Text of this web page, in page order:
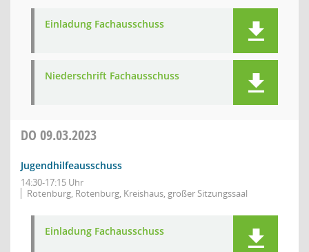
Einladung Fachausschuss
Niederschrift Fachausschuss
DO 09.03.2023
Jugendhilfeausschuss
14:30-17:15 Uhr
Rotenburg, Rotenburg, Kreishaus, großer Sitzungssaal
Einladung Fachausschuss